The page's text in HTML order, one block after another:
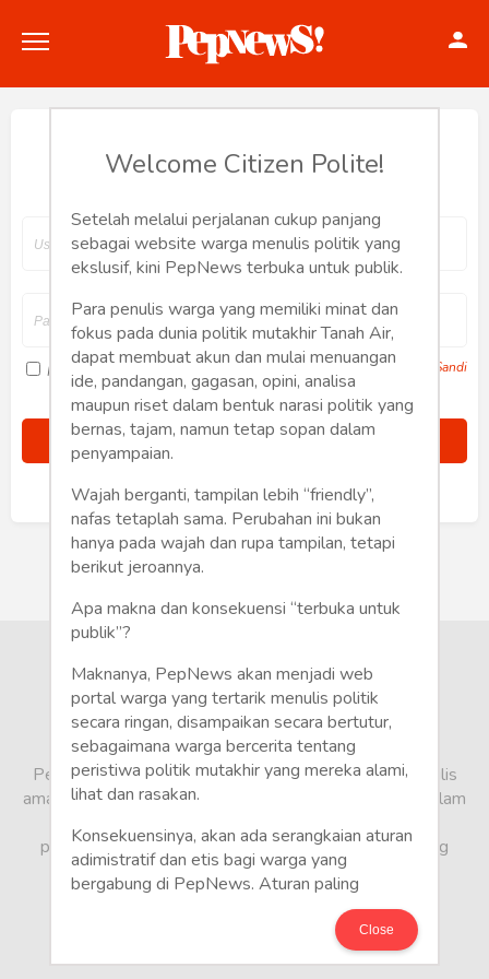
Politik
Hankam
Internasional
Bisnis
Humaniora
Sketsa
Tekno
Gaya
Wisata
Wanita
Hey, Welcome back.
Ingat saya Lupa Sandi
Buat Akun Baru
Welcome Citizen Polite!
Setelah melalui perjalanan cukup panjang
sebagai website warga menulis politik yang
ekslusif, kini PepNews terbuka untuk publik.
Para penulis warga yang memiliki minat dan
fokus pada dunia politik mutakhir Tanah Air,
dapat membuat akun dan mulai menuangan
ide, pandangan, gagasan, opini, analisa
maupun riset dalam bentuk narasi politik yang
bernas, tajam, namun tetap sopan dalam
penyampaian.
Wajah berganti, tampilan lebih “friendly”,
nafas tetaplah sama. Perubahan ini bukan
hanya pada wajah dan rupa tampilan, tetapi
berikut jeroannya.
Apa makna dan konsekuensi “terbuka untuk
publik”?
Maknanya, PepNews akan menjadi web
portal warga yang tertarik menulis politik
secara ringan, disampaikan secara bertutur,
sebagaimana warga bercerita tentang
peristiwa politik mutakhir yang mereka alami,
lihat dan rasakan.
Konsekuensinya, akan ada serangkaian aturan
adimistratif dan etis bagi warga yang
bergabung di PepNews. Aturan paling
mendasar adalah setiap penulis wajib
menggunakan identitas asli sesuai kartu
keterangan penduduk. Demikian juga foto
Close
PepNews.com adalah media warga, tempat bagi penulis
amatir dan profesional menyampaikan berbagai opini dalam
pandang tidak biasa, yang berbeda dari sudut pandang
berita media arus utama.